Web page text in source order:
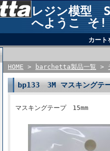
レジン模型
へようこ そ!
カート
HOME > barchetta製品一覧 >
bp133 3M マスキングテ
マスキングテープ 15mm